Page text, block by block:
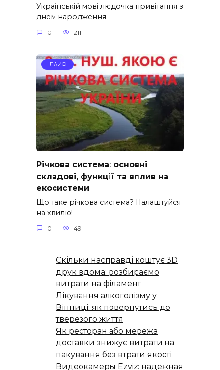
Українській мові людочка привітання з
днем народження
0 211
ЛАЙФ
Річкова система: основні
складові, функції та вплив на
екосистеми
Що таке річкова система? Налаштуйся
на хвилю!
0 49
Скільки насправді коштує 3D
друк вдома: розбираємо
витрати на філамент
Лікування алкоголізму у
Вінниці: як повернутись до
тверезого життя
Як ресторан або мережа
доставки знижує витрати на
пакування без втрати якості
Видеокамеры Ezviz: надежная